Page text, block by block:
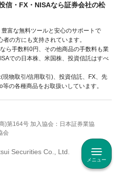
メニュー
信・FX・NISAなら証券会社の松
富な無料ツールと安心のサポートで
の方にも支持されています。
ら手数料0円、その他商品の手数料も業
での日本株、米国株、投資信託はすべ
現物取引/信用取引)、投資信託、FX、先
の各種商品をお取扱いしています。
)第164号 加入協会：日本証券業協
会
Securities Co., Ltd.